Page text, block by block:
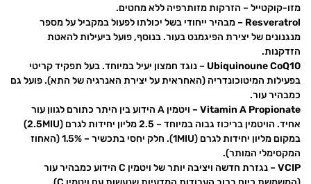
מזו-קוקטייל – הזרקות מזותרפיה ללא מחטים.
Resveratrol – מבהיר ייחודי בשל יכולתו לפעול במקביל על מספר
מנגנונים של יצירת הפיגמנט בעור. בנוסף, פועל ביעילות להאטת
הזדקנות.
Ubiquinoune CoQ10 – נוגד חמצון יעיל במיוחד. בעל תפקיד קריטי
בפעילות המיטוכונדריה (האחראית על יצירת האנרגיה של התא). פועל גם
כמבהיר עור.
Vitamin A Propionate
– ויטמין A הידוע בין היתר כתורם לגוון עור
אחיד. הויטמין בריכוז גבוה במיוחד – 2.5 מליון יחידות לגרם (2.5MIU)
במקום מליון יחידות לגרם (1MIU). חלק יחסי בתכשיר – 1.5% (האחוז
המקסימלי המותר).
VCIP
– נגזרת חדשה ויציבה יותר של ויטמין C הידוע כמבהיר עור